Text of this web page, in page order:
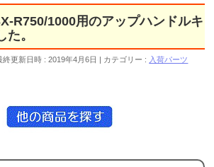
R750/1000用のアップハンドルキ
た。
終更新日時 : 2019年4月6日 カテゴリー : 入荷パーツ